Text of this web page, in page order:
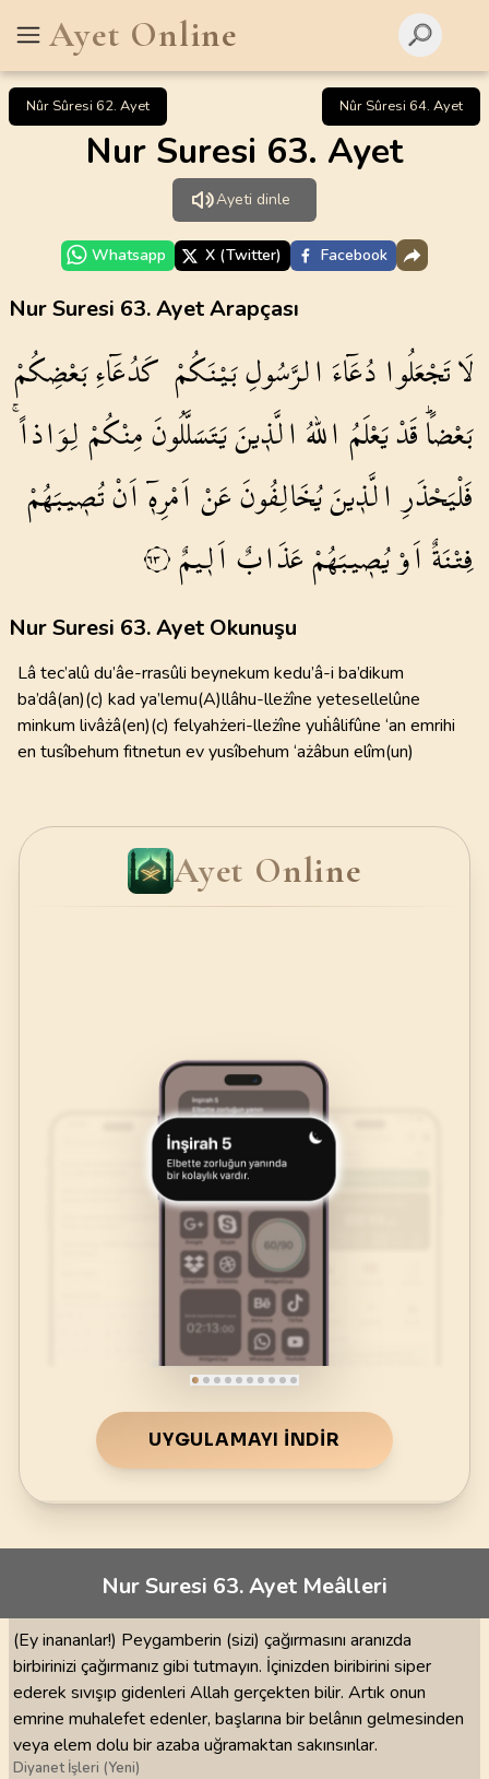
Ayet Online
Nûr Sûresi 62. Ayet Nûr Sûresi 64. Ayet
Nur Suresi 63. Ayet
Ayeti dinle
Whatsapp X (Twitter) Facebook
Nur Suresi 63. Ayet Arapçası
لَاتَجْعَلُوادُعَٓاءَالرَّسُولِبَيْنَكُمْ كَدُعَٓاءِبَعْضِكُمْ
بَعْضاًۜقَدْيَعْلَمُاللّٰهُالَّذ۪ينَيَتَسَلَّلُونَمِنْكُمْلِوَاذاًۚ
فَلْيَحْذَرِالَّذ۪ينَيُخَالِفُونَعَنْاَمْرِه۪ٓاَنْتُص۪يبَهُمْ
فِتْنَةٌاَوْيُص۪يبَهُمْعَذَابٌاَل۪يمٌ ٦٣
Nur Suresi 63. Ayet Okunuşu
Lâ tec’alû du’âe-rrasûli beynekum kedu’â-i ba’dikum
ba’dâ(an)(c) kad ya’lemu(A)llâhu-lleżîne yetesellelûne
minkum livâżâ(en)(c) felyahżeri-lleżîne yuḣâlifûne ‘an emrihi
en tusîbehum fitnetun ev yusîbehum ‘ażâbun elîm(un)
Ayet Online
UYGULAMAYI İNDIR
Nur Suresi 63. Ayet Meâlleri
(Ey inananlar!) Peygamberin (sizi) çağırmasını aranızda
birbirinizi çağırmanız gibi tutmayın. İçinizden biribirini siper
ederek sıvışıp gidenleri Allah gerçekten bilir. Artık onun
emrine muhalefet edenler, başlarına bir belânın gelmesinden
veya elem dolu bir azaba uğramaktan sakınsınlar.
Diyanet İşleri (Yeni)